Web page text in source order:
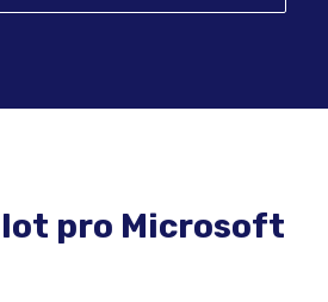
pro Microsoft